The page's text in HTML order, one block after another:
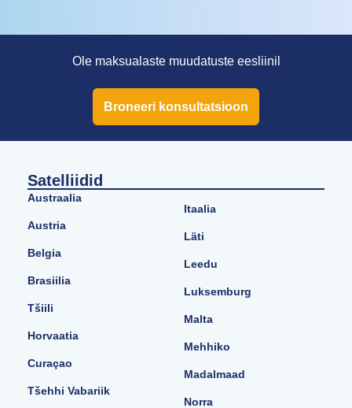
Ole maksualaste muudatuste eesliinil
Broneeri konsultatsioon
Satelliidid
Austraalia
Austria
Belgia
Brasiilia
Tšiili
Horvaatia
Curaçao
Tšehhi Vabariik
Itaalia
Läti
Leedu
Luksemburg
Malta
Mehhiko
Madalmaad
Norra